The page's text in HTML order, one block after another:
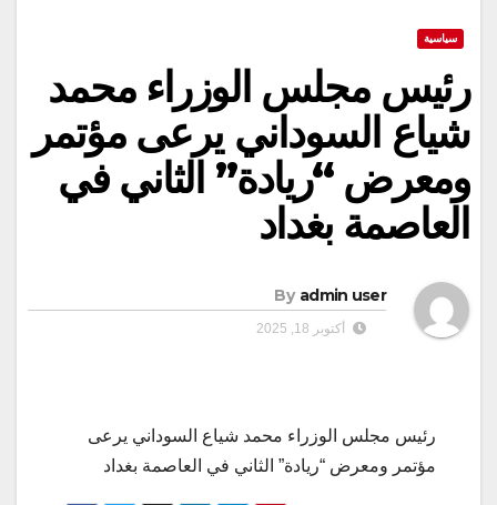
سياسية
رئيس مجلس الوزراء محمد
شياع السوداني يرعى مؤتمر
ومعرض “ريادة” الثاني في
العاصمة بغداد
By admin user
أكتوبر 18, 2025
رئيس مجلس الوزراء محمد شياع السوداني يرعى
مؤتمر ومعرض “ريادة” الثاني في العاصمة بغداد